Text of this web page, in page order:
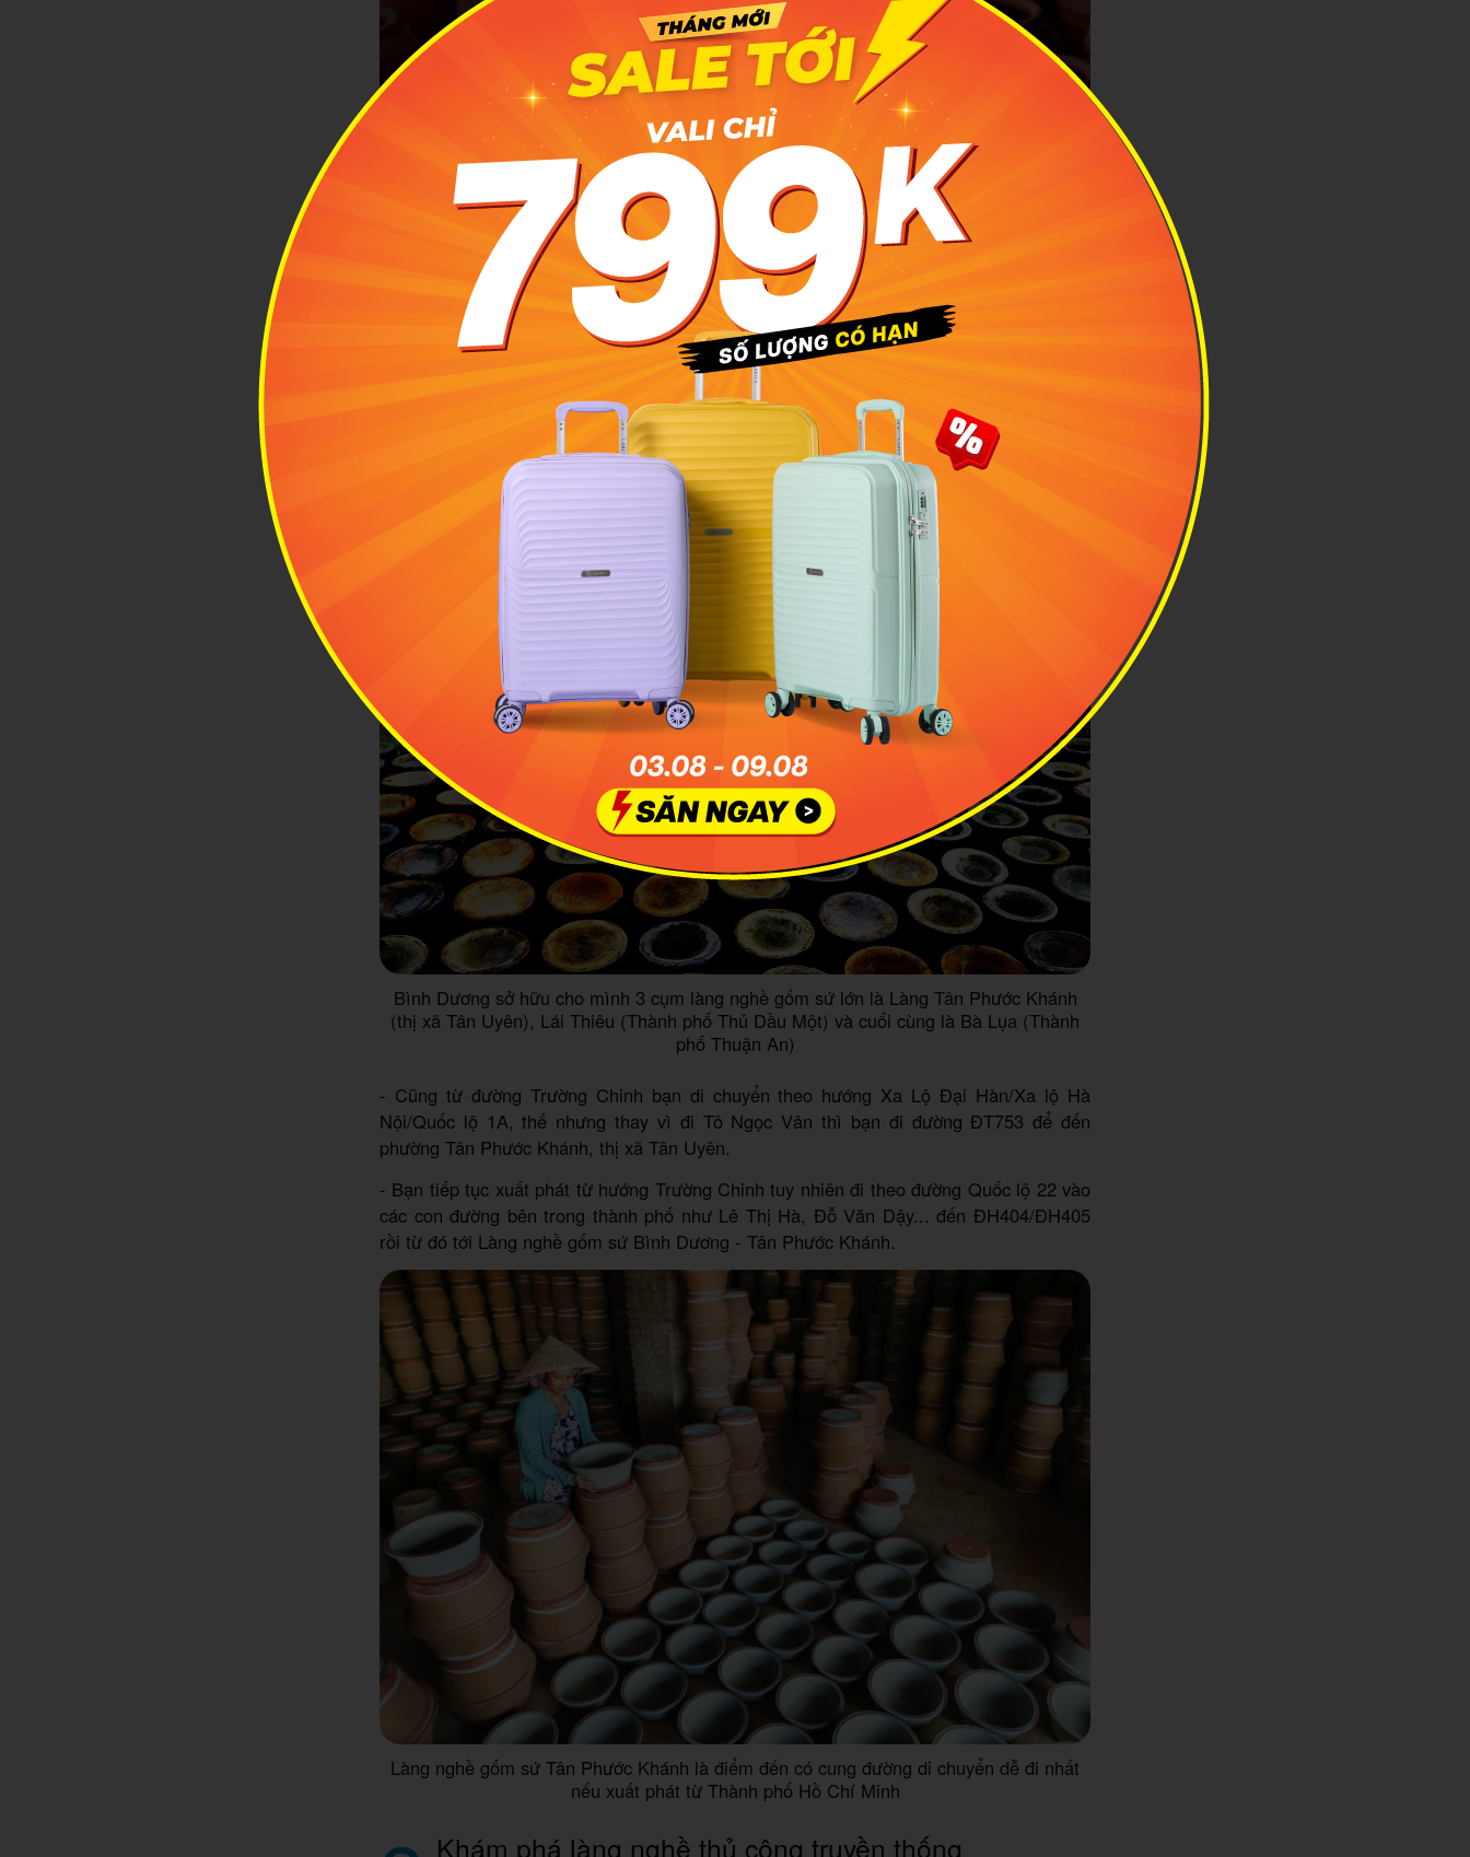
Làng nghề gốm sứ Bình Dương là một trong những làng nghề có truyền thống lâu đời tại
vùng đất này
Hướng dẫn cách di chuyển đến làng nghề
Tuy sở hữu 3 làng nghề gốm sứ nhưng Làng Tân Phước Khánh thuộc phường cùng tên,
thị xã Tân Uyên, tỉnh Bình Dương là một trong những điểm dừng chân được ưa chuộng
nhất nhờ vào cung đường dễ đi. Có vị trí cách Thành phố Hồ Chí Minh chỉ khoảng 35km
về phía Tây Bắc, để tới đây bạn có thể tham khảo các tuyến đường bên dưới.
- Đầu tiên bạn đi dọc theo đường Trường Chinh vào Xa lộ Hà Nội. Tiếp đến di chuyển tới
Quốc lộ 1A rồi đường Tô Ngọc Vân KP5. Từ đoạn này, bạn đi dọc theo tuyến Hà Huy
Giáp, Cầu Phú Long đến Đại lộ Bình Dương tại phường Lái Thiêu, Thành phố Thuận An.
Sau khi qua cầu chạy hướng đường Quốc lộ 13 và TL746 là đến được phường Tân
Bình Dương sở hữu cho mình 3 cụm làng nghề gốm sứ lớn là Làng Tân Phước Khánh
(thị xã Tân Uyên), Lái Thiêu (Thành phố Thủ Dầu Một) và cuối cùng là Bà Lụa (Thành
phố Thuận An)
- Cũng từ đường Trường Chinh bạn di chuyển theo hướng Xa Lộ Đại Hàn/Xa lộ Hà
Nội/Quốc lộ 1A, thế nhưng thay vì đi Tô Ngọc Vân thì bạn đi đường ĐT753 để đến
phường Tân Phước Khánh, thị xã Tân Uyên.
- Bạn tiếp tục xuất phát từ hướng Trường Chinh tuy nhiên đi theo đường Quốc lộ 22 vào
các con đường bên trong thành phố như Lê Thị Hà, Đỗ Văn Dậy... đến ĐH404/ĐH405
rồi từ đó tới Làng nghề gốm sứ Bình Dương - Tân Phước Khánh.
Làng nghề gốm sứ Tân Phước Khánh là điểm đến có cung đường di chuyển dễ đi nhất
nếu xuất phát từ Thành phố Hồ Chí Minh
Khám phá làng nghề thủ công truyền thống